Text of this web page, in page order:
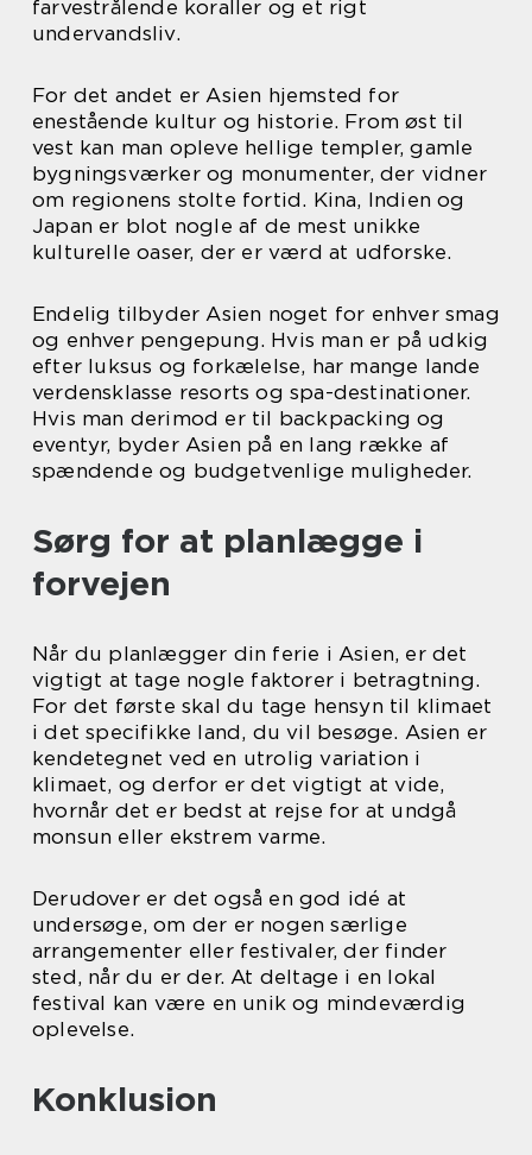
farvestrålende koraller og et rigt
undervandsliv.
For det andet er Asien hjemsted for
enestående kultur og historie. From øst til
vest kan man opleve hellige templer, gamle
bygningsværker og monumenter, der vidner
om regionens stolte fortid. Kina, Indien og
Japan er blot nogle af de mest unikke
kulturelle oaser, der er værd at udforske.
Endelig tilbyder Asien noget for enhver smag
og enhver pengepung. Hvis man er på udkig
efter luksus og forkælelse, har mange lande
verdensklasse resorts og spa-destinationer.
Hvis man derimod er til backpacking og
eventyr, byder Asien på en lang række af
spændende og budgetvenlige muligheder.
Sørg for at planlægge i
forvejen
Når du planlægger din ferie i Asien, er det
vigtigt at tage nogle faktorer i betragtning.
For det første skal du tage hensyn til klimaet
i det specifikke land, du vil besøge. Asien er
kendetegnet ved en utrolig variation i
klimaet, og derfor er det vigtigt at vide,
hvornår det er bedst at rejse for at undgå
monsun eller ekstrem varme.
Derudover er det også en god idé at
undersøge, om der er nogen særlige
arrangementer eller festivaler, der finder
sted, når du er der. At deltage i en lokal
festival kan være en unik og mindeværdig
oplevelse.
Konklusion